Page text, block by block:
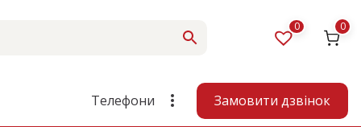
0 0
Телефони Замовити дзвінок